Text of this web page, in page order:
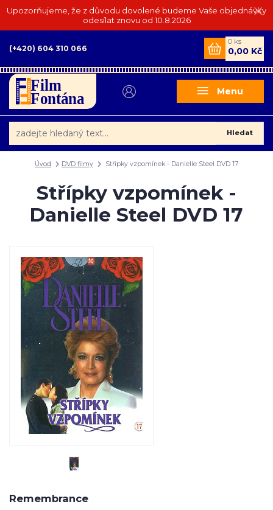
Upozorňujeme, že z důvodu dovolené budeme Vaše objednávky
odesílat znovu od 10.8.2026
Menu
Hledat
(+420) 604 310 066
0 ks
0,00 Kč
Úvod DVD filmy Střípky vzpomínek - Danielle Steel DVD 17
Střípky vzpomínek -
Danielle Steel DVD 17
Remembrance